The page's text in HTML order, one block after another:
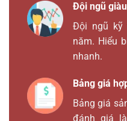
Đội ngũ
Đội ngũ kỹ
năm. Hiểu
nhanh.
Bảng giá
Bảng giá
đánh giá